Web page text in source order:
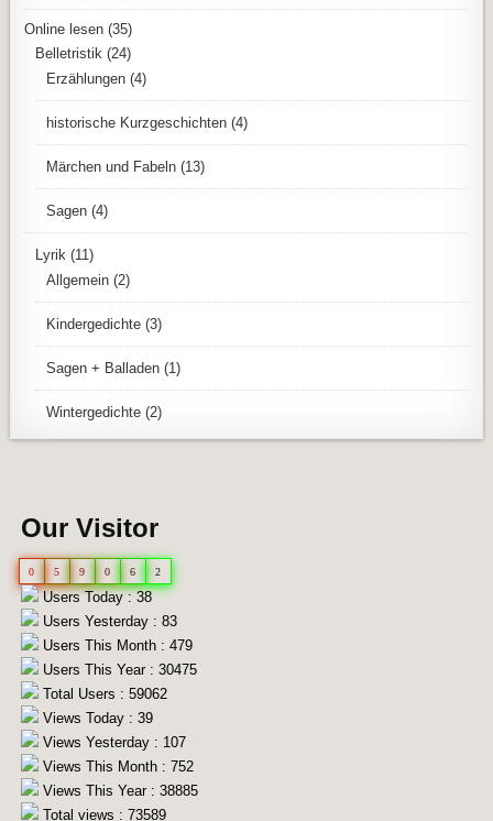
Online lesen (35)
Belletristik (24)
Erzählungen (4)
historische Kurzgeschichten (4)
Märchen und Fabeln (13)
Sagen (4)
Lyrik (11)
Allgemein (2)
Kindergedichte (3)
Sagen + Balladen (1)
Wintergedichte (2)
Our Visitor
0 5 9 0 6 2
Users Today : 38
Users Yesterday : 83
Users This Month : 479
Users This Year : 30475
Total Users : 59062
Views Today : 39
Views Yesterday : 107
Views This Month : 752
Views This Year : 38885
Total views : 73589